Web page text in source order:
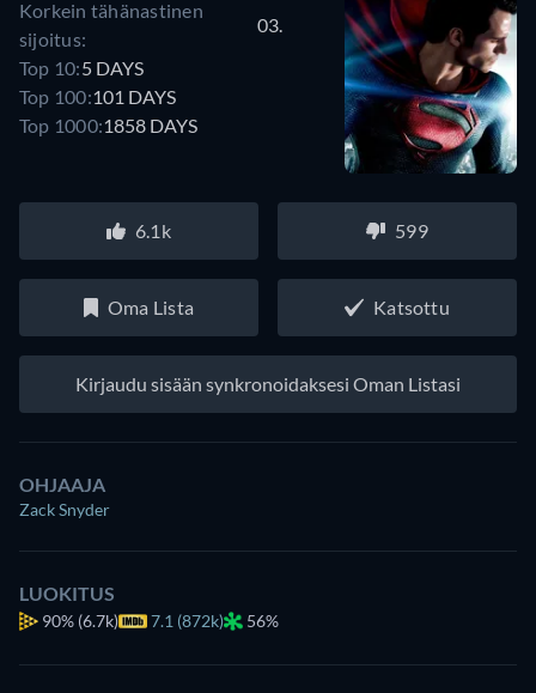
Korkein tähänastinen
sijoitus:
03.
Top 10:5 DAYS
Top 100:101 DAYS
Top 1000:1858 DAYS
6.1k 599
Oma Lista Katsottu
Kirjaudu sisään synkronoidaksesi Oman Listasi
OHJAAJA
Zack Snyder
LUOKITUS
90% (6.7k) 7.1 (872k) 56%